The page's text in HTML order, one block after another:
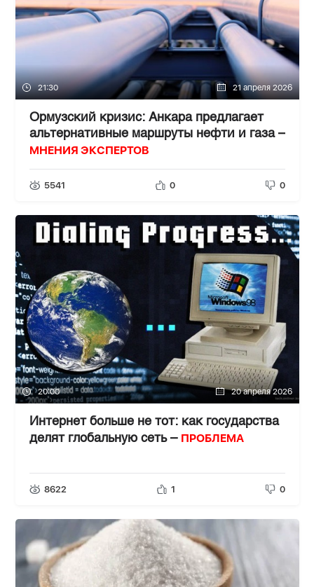
21:30 21 апреля 2026
Ормузский кризис: Анкара предлагает
альтернативные маршруты нефти и газа –
МНЕНИЯ ЭКСПЕРТОВ
5541 0 0
20:00 20 апреля 2026
Интернет больше не тот: как государства
делят глобальную сеть – ПРОБЛЕМА
8622 1 0